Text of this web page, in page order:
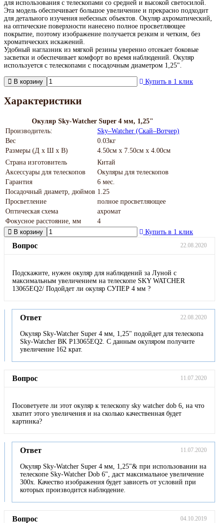
для использования с телескопами со средней и высокой светосилой.
Эта модель обеспечивает большое увеличение и прекрасно подходит
для детального изучения небесных объектов. Окуляр ахроматический,
на оптические поверхности нанесено полное просветляющее
покрытие, поэтому изображение получается резким и четким, без
хроматических искажений.
Удобный наглазник из мягкой резины уверенно отсекает боковые
засветки и обеспечивает комфорт во время наблюдений. Окуляр
используется с телескопами с посадочным диаметром 1,25".
В корзину Купить в 1 клик
Характеристики
Окуляр Sky-Watcher Super 4 мм, 1,25"
Производитель:
Sky–Watcher (Скай–Вотчер)
Вес
0.03кг
Размеры (Д х Ш х В)
4.50см x 7.50см x 4.00см
Страна изготовитель
Китай
Аксессуары для телескопов
Окуляры для телескопов
Гарантия
6 мес.
Посадочный диаметр, дюймов 1.25
Просветление
полное просветляющее
Оптическая схема
ахромат
Фокусное расстояние, мм
4
В корзину
Купить в 1 клик
Вопрос 22.08.2020
Подскажите, нужен окуляр для наблюдений за Луной с
максимальным увеличением на телескопе SKY WATCHER
13065EQ2/ Подойдет ли окуляр СУПЕР 4 мм ?
Ответ 22.08.2020
Окуляр Sky-Watcher Super 4 мм, 1,25" подойдет для телескопа
Sky-Watcher BK P13065EQ2. С данным окуляром получите
увеличение 162 крат.
Вопрос 11.07.2020
Посоветуете ли этот окуляр к телескопу sky watcher dob 6, на что
хватит этого увеличения и на сколько качественная будет
картинка?
Ответ 11.07.2020
Окуляр Sky-Watcher Super 4 мм, 1,25"& при использовании на
телескопе Sky-Watcher Dob 6", даст максимальное увеличение
300х. Качество изображения будет зависеть от условий при
которых производится наблюдение.
Вопрос 04.10.2019